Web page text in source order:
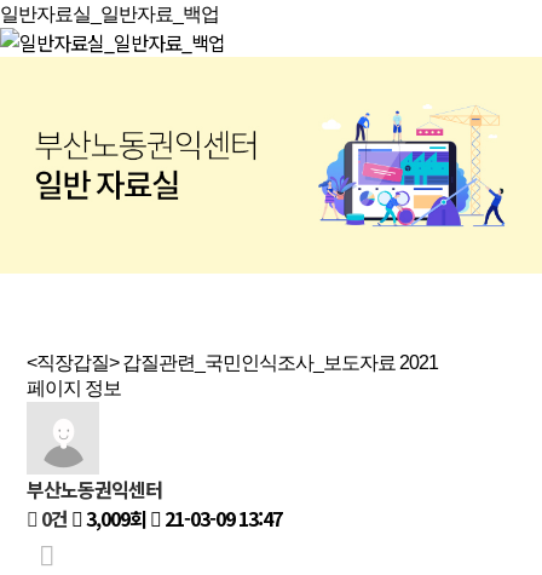
일반자료실_일반자료_백업
<직장갑질> 갑질관련_국민인식조사_보도자료 2021
페이지 정보
부산노동권익센터
0건
3,009회 21-03-09 13:47